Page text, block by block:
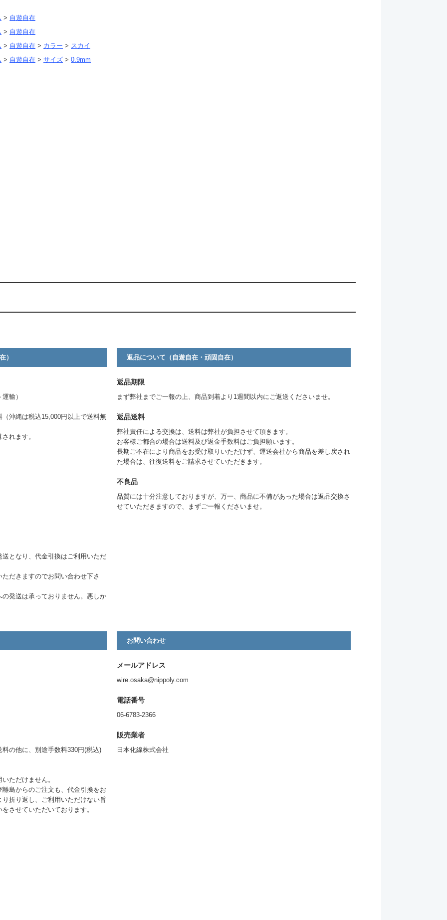
> 自遊自在
> 自遊自在
> 自遊自在 > カラー > スカイ
> 自遊自在 > サイズ > 0.9mm
）
輸）
沖縄は税込15,000円以上で送料無
れます。
となり、代金引換はご利用いただ
だきますのでお問い合わせ下さ
発送は承っておりません。悪しか
返品について（自遊自在・頑固自在）
返品期限
まず弊社までご一報の上、商品到着より1週間以内にご返送くださいませ。
返品送料
弊社責任による交換は、送料は弊社が負担させて頂きます。
お客様ご都合の場合は送料及び返金手数料はご負担願います。
長期ご不在により商品をお受け取りいただけず、運送会社から商品を差し戻され
た場合は、往復送料をご請求させていただきます。
不良品
品質には十分注意しておりますが、万一、商品に不備があった場合は返品交換さ
せていただきますので、まずご一報くださいませ。
の他に、別途手数料330円(税込)
ただけません。
島からのご注文も、代金引換をお
折り返し、ご利用いただけない旨
させていただいております。
お問い合わせ
メールアドレス
wire.osaka@nippoly.com
電話番号
06-6783-2366
販売業者
日本化線株式会社